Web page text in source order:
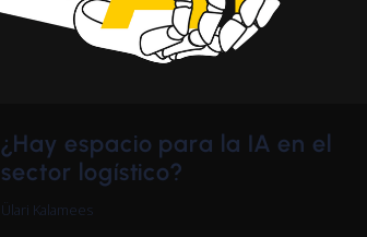
¿Hay espacio para la IA en el
sector logístico?
Ülari Kalamees